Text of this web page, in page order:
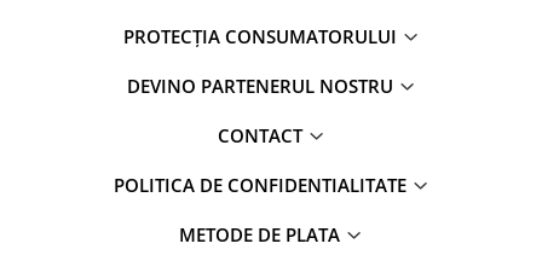
PROTECȚIA CONSUMATORULUI
DEVINO PARTENERUL NOSTRU
CONTACT
POLITICA DE CONFIDENTIALITATE
METODE DE PLATA